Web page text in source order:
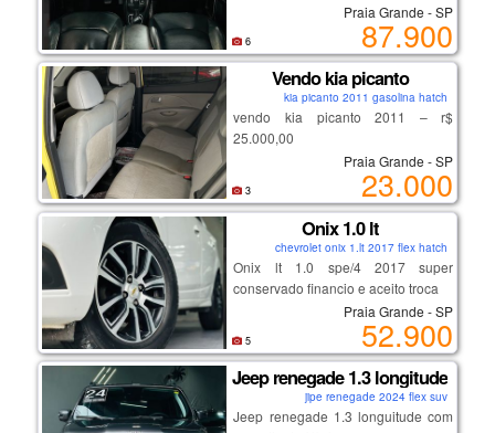
Praia Grande - SP
87.900
6
Vendo kia picanto
kia picanto 2011 gasolina hatch
vendo kia picanto 2011 – r$
25.000,00
motor 1.0 a gasolina, 121.000 km.
carro compacto, econômico e fácil
manutenções recentes:
• sistema de arrefecimento revisado
• limpeza dos bicos
• pneus traseiros novos
• velas e cabos trocados
• troca de óleo e filtros realizada aos
121.000 km
Praia Grande - SP
23.000
3
Onix 1.0 lt
chevrolet onix 1.lt 2017 flex hatch
Onix lt 1.0 spe/4 2017 super
conservado financio e aceito troca
Praia Grande - SP
52.900
5
Jeep renegade 1.3 longitude
jipe renegade 2024 flex suv
Jeep renegade 1.3 longuitude com